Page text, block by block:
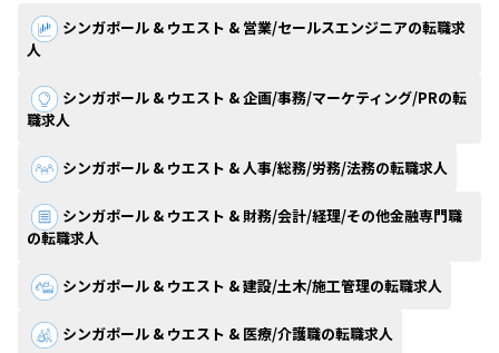
シンガポール & ウエスト & 営業/セールスエンジニアの転職求
人
シンガポール & ウエスト & 企画/事務/マーケティング/PRの転
職求人
シンガポール & ウエスト & 人事/総務/労務/法務の転職求人
シンガポール & ウエスト & 財務/会計/経理/その他金融専門職
の転職求人
シンガポール & ウエスト & 建設/土木/施工管理の転職求人
シンガポール & ウエスト & 医療/介護職の転職求人